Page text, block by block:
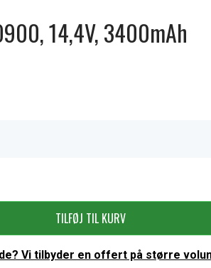
14,4V, 3400mAh
TILFØJ TIL KURV
Vi tilbyder en offert på større